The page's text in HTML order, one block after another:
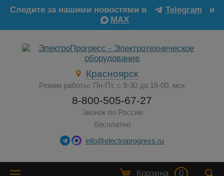
Следите за нашими новостями в Telegram
и
MAX
Красноярск
Режим работы: Пн-Пт, с 9-30 до 18-00, мск
8-800-505-67-27
Звонок по России
бесплатно
info@electroprogress.ru
Корзина 0